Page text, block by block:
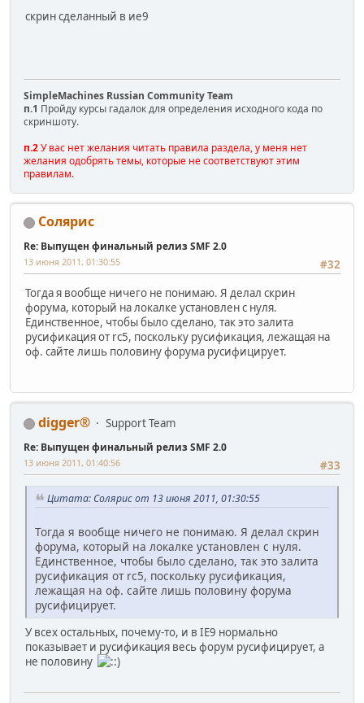
скрин сделанный в ие9
SimpleMachines Russian Community Team
п.1 Пройду курсы гадалок для определения исходного кода по
скриншоту.
п.2У вас нет желания читать правила раздела, у меня нет
желания одобрять темы, которые не соответствуют этим
правилам.
Солярис
Re: Выпущен финальный релиз SMF 2.0
#32
13 июня 2011, 01:30:55
Тогда я вообще ничего не понимаю. Я делал скрин
форума, который на локалке установлен с нуля.
Единственное, чтобы было сделано, так это залита
русификация от rc5, поскольку русификация, лежащая на
оф. сайте лишь половину форума русифицирует.
digger® Support Team
Re: Выпущен финальный релиз SMF 2.0
#33
13 июня 2011, 01:40:56
Цитата: Солярис от 13 июня 2011, 01:30:55
Тогда я вообще ничего не понимаю. Я делал скрин
форума, который на локалке установлен с нуля.
Единственное, чтобы было сделано, так это залита
русификация от rc5, поскольку русификация,
лежащая на оф. сайте лишь половину форума
русифицирует.
У всех остальных, почему-то, и в IE9 нормально
показывает и русификация весь форум русифицирует, а
не половину